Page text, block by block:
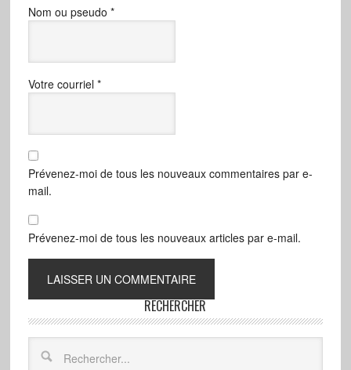
Nom ou pseudo *
Votre courriel *
Prévenez-moi de tous les nouveaux commentaires par e-
mail.
Prévenez-moi de tous les nouveaux articles par e-mail.
RECHERCHER